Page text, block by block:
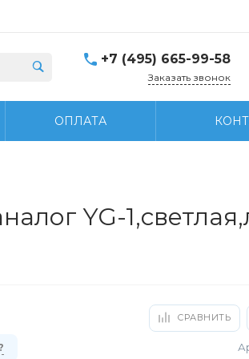
+7 (495) 665-99-58
Заказать звонок
ОПЛАТА
YG-
СРАВНИТЬ